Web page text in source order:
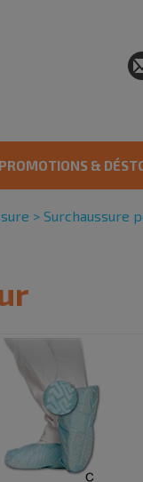
PROMOTIONS &
> Surchaussure